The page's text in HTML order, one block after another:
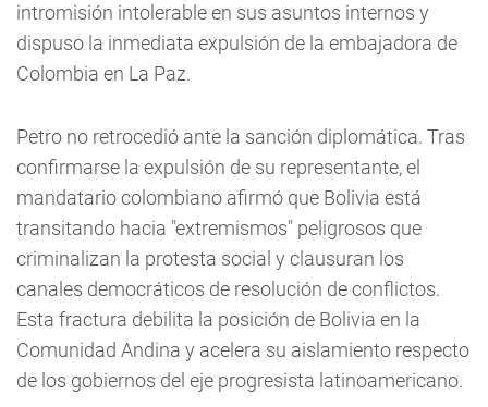
intromisión intolerable en sus asuntos internos y
dispuso la inmediata expulsión de la embajadora de
Colombia en La Paz.
Petro no retrocedió ante la sanción diplomática. Tras
confirmarse la expulsión de su representante, el
mandatario colombiano afirmó que Bolivia está
transitando hacia "extremismos" peligrosos que
criminalizan la protesta social y clausuran los
canales democráticos de resolución de conflictos.
Esta fractura debilita la posición de Bolivia en la
Comunidad Andina y acelera su aislamiento respecto
de los gobiernos del eje progresista latinoamericano.